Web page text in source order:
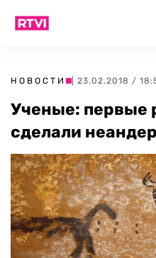
НОВОСТИ | 23.02.2018 /
Ученые: первые
сделали